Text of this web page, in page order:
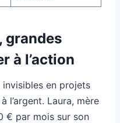
grandes
à l’action
en projets
l’argent. Laura, mère
€ par mois sur son